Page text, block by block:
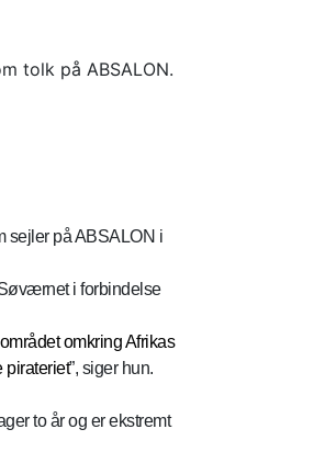
tolk på ABSALON.
sejler på ABSALON i
i forbindelse
omkring Afrikas
pirateriet”, siger hun.
to år og er ekstremt